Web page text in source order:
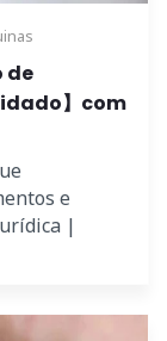
de
】com
e
|